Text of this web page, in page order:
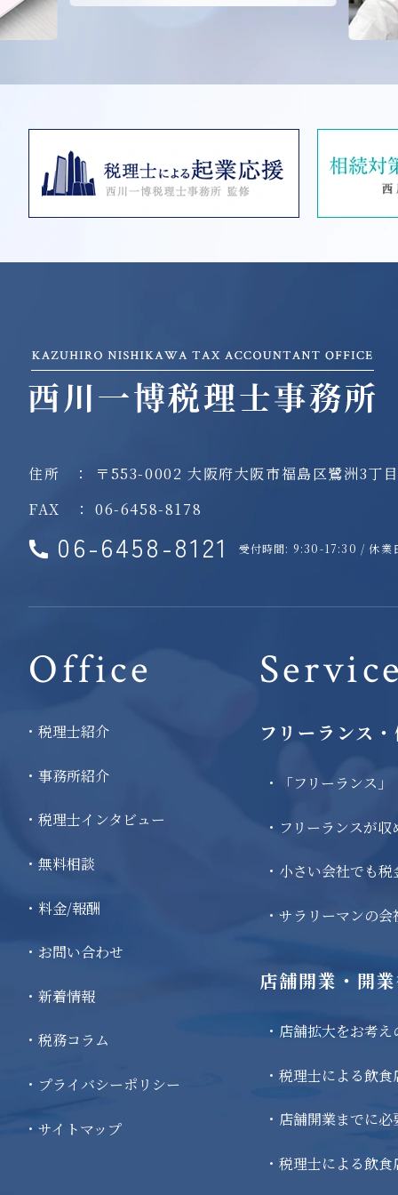
住所 ： 〒553-0002 大阪府大阪市福島区鷺洲3丁
FAX
： 06-6458-8178
06-6458-8121 受付時間: 9:30-17:30 / 休業
Office
税理士紹介
事務所紹介
税理士インタビュー
無料相談
料金/報酬
お問い合わせ
新着情報
税務コラム
プライバシーポリシー
サイトマップ
フリーランス
「フリーランス
フリーランスが
小さい会社でも税
サラリーマンの会
店舗開業・開
店舗拡大をお考え
税理士による飲食
店舗開業までに必
税理士による飲